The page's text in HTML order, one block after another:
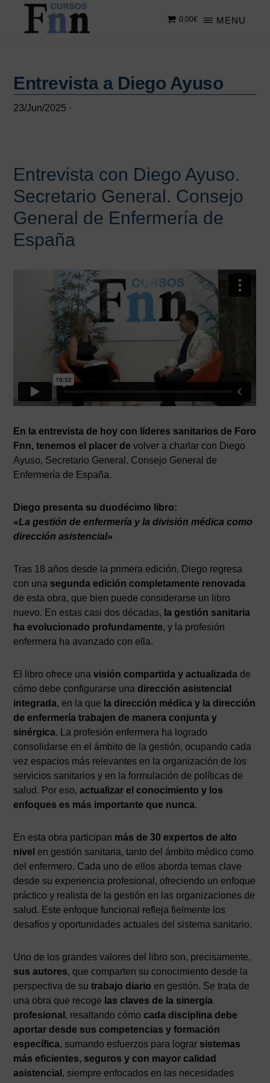
Saltar
contenido
Saltar
principal
online
MENU
0,00€
Entrevista a Diego Ayuso
23/Jun/2025 ·
Entrevista con Diego Ayuso.
Secretario General. Consejo
General de Enfermería de
España
En la entrevista de hoy con líderes sanitarios de Foro
Fnn, tenemos el placer devolver a charlar con Diego
Ayuso, Secretario General. Consejo General de
Enfermería de España.
Diego presenta su duodécimo libro:
«La gestión de enfermería y la división médica como
dirección asistencial»
Tras 18 años desde la primera edición, Diego regresa
con una segunda edición completamente renovada
de esta obra, que bien puede considerarse un libro
nuevo. En estas casi dos décadas, la gestión sanitaria
ha evolucionado profundamente, y la profesión
enfermera ha avanzado con ella.
El libro ofrece unavisión compartida y actualizada de
cómo debe configurarse unadirección asistencial
integrada, en la que la dirección médica y la dirección
de enfermería trabajen de manera conjunta y
sinérgica. La profesión enfermera ha logrado
consolidarse en el ámbito de la gestión, ocupando cada
vez espacios más relevantes en la organización de los
servicios sanitarios y en la formulación de políticas de
salud. Por eso,actualizar el conocimiento y los
enfoques es más importante que nunca.
En esta obra participan más de 30 expertos de alto
nivel en gestión sanitaria, tanto del ámbito médico como
del enfermero. Cada uno de ellos aborda temas clave
desde su experiencia profesional, ofreciendo un enfoque
práctico y realista de la gestión en las organizaciones de
salud. Este enfoque funcional refleja fielmente los
desafíos y oportunidades actuales del sistema sanitario.
Uno de los grandes valores del libro son, precisamente,
sus autores, que comparten su conocimiento desde la
perspectiva de sutrabajo diario en gestión. Se trata de
una obra que recoge las claves de la sinergia
profesional , resaltando cómocada disciplina debe
aportar desde sus competencias y formación
específica, sumando esfuerzos para lograr sistemas
más eficientes, seguros y con mayor calidad
asistencial , siempre enfocados en las necesidades